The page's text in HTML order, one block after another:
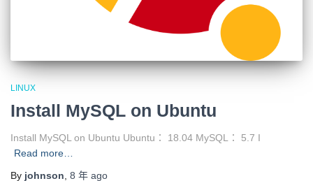
LINUX
Install MySQL on Ubuntu
Install MySQL on Ubuntu Ubuntu： 18.04 MySQL： 5.7 I
Read more…
By johnson 8 年 ago